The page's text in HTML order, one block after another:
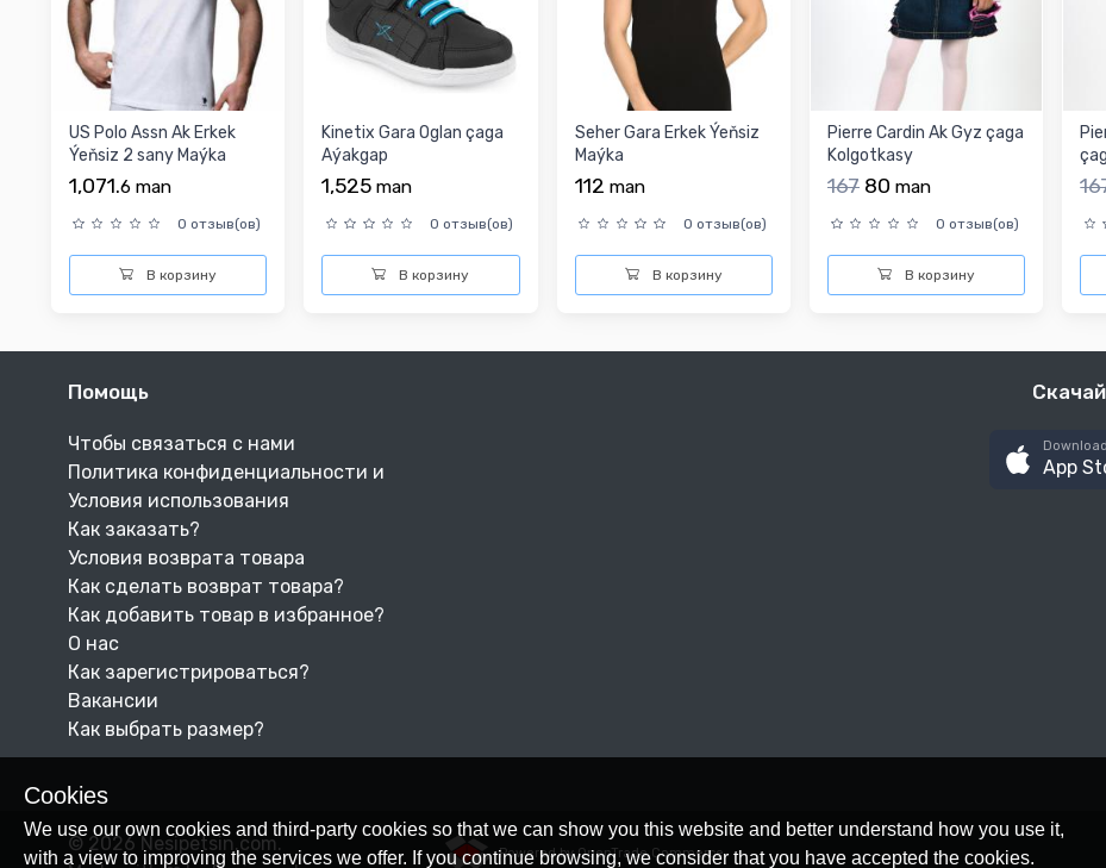
US Polo Assn Ak Erkek
Ýeňsiz 2 sany Maýka
1,071.6 man
0 отзыв(ов)
В корзину
Kinetix Gara Oglan çaga
Aýakgap
1,525man
0 отзыв(ов)
В корзину
Seher Gara Erkek Ýeňsiz
Maýka
112 man
0 отзыв(ов)
В корзину
Pierre Cardin Ak Gyz çaga
Kolgotkasy
167 80 man
0 отзыв(ов)
В корзину
Cookies
We use our own cookies and third-party cookies so that we can show you this website and better understand how you use it,
with a view to improving the services we offer. If you continue browsing, we consider that you have accepted the cookies.
Помощь
Чтобы связаться с нами
Политика конфиденциальности и
Условия использования
Как заказать?
Условия возврата товара
Как сделать возврат товара?
Как добавить товар в избранное?
О нас
Как зарегистрироваться?
Вакансии
Как выбрать размер?
App
© 2026 Nesipetsin.com.
Powered by OpenTrade Commerce